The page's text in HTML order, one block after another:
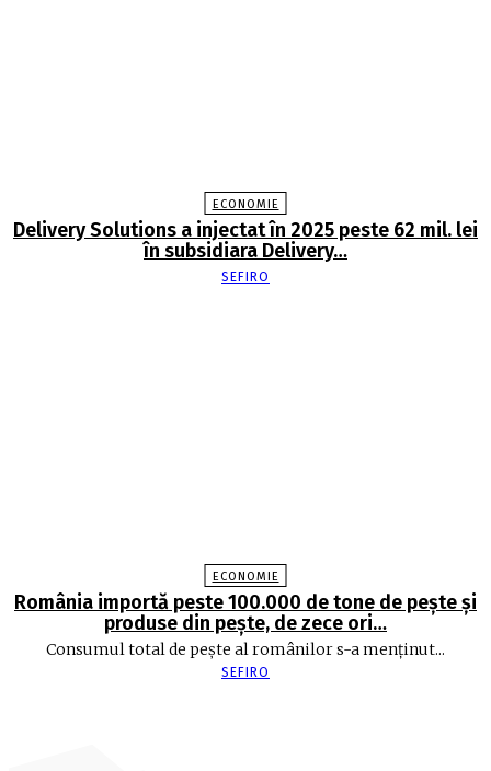
ECONOMIE
Delivery Solutions a injectat în 2025 peste 62 mil. lei
în subsidiara Delivery…
SEFIRO
ECONOMIE
România importă peste 100.000 de tone de peşte şi
produse din peşte, de zece ori…
Consumul total de peşte al ro­mâ­nilor s-a menţinut...
SEFIRO